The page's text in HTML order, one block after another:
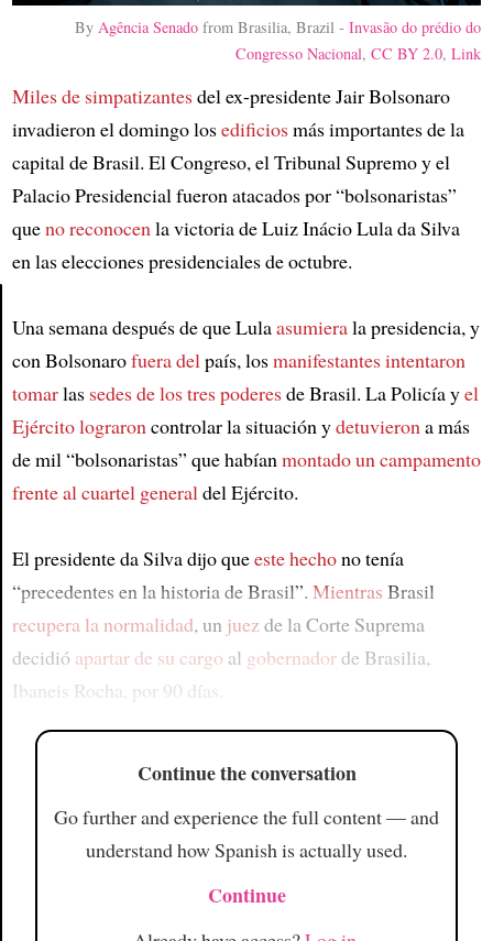
By Agência Senado from Brasilia, Brazil -Invasão do prédio do
Congresso Nacional,CC BY 2.0,Link
Miles de simpatizantesdel ex-presidente Jair Bolsonaro
invadieron el domingo losedificiosmás importantes de la
capital de Brasil. El Congreso, el Tribunal Supremo y el
Palacio Presidencial fueron atacados por “bolsonaristas”
queno reconocen la victoria de Luiz Inácio Lula da Silva
en las elecciones presidenciales de octubre.
Una semana después de que Lulaasumierala presidencia, y
con Bolsonarofuera del país, losmanifestantes intentaron
tomarlas sedes de los tres poderesde Brasil. La Policía yel
Ejércitolograron controlar la situación ydetuvieron a más
de mil “bolsonaristas” que habían montado un campamento
frente al cuartel general del Ejército.
El presidente da Silva dijo queeste hechono tenía
“precedentes en la historia de Brasil”. Mientras Brasil
recupera la normalidad, un juezde la Corte Suprema
decidió apartar de su cargo al gobernadorde Brasilia,
Ibaneis Rocha, por 90 días.
Continue the conversation
Go further and experience the full content — and
understand how Spanish is actually used.
Continue